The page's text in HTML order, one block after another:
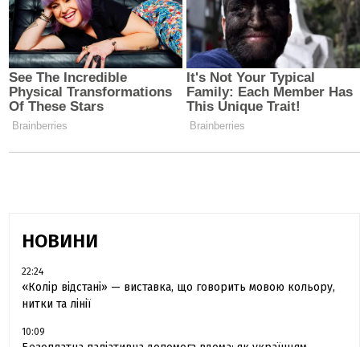
НОВИНИ
22:24
«Колір відстані» — виставка, що говорить мовою кольору,
нитки та лінії
10:09